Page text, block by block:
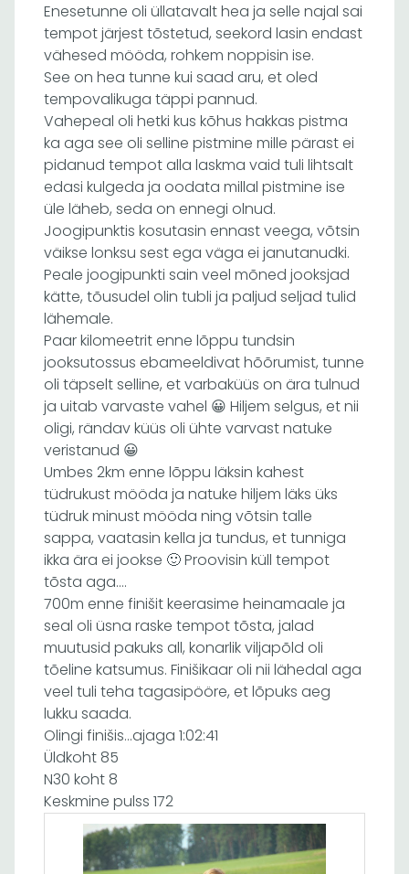
Enesetunne oli üllatavalt hea ja selle najal sai
tempot järjest tõstetud, seekord lasin endast
vähesed mööda, rohkem noppisin ise.
See on hea tunne kui saad aru, et oled
tempovalikuga täppi pannud.
Vahepeal oli hetki kus kõhus hakkas pistma
ka aga see oli selline pistmine mille pärast ei
pidanud tempot alla laskma vaid tuli lihtsalt
edasi kulgeda ja oodata millal pistmine ise
üle läheb, seda on ennegi olnud.
Joogipunktis kosutasin ennast veega, võtsin
väikse lonksu sest ega väga ei janutanudki.
Peale joogipunkti sain veel mõned jooksjad
kätte, tõusudel olin tubli ja paljud seljad tulid
lähemale.
Paar kilomeetrit enne lõppu tundsin
jooksutossus ebameeldivat hõõrumist, tunne
oli täpselt selline, et varbaküüs on ära tulnud
ja uitab varvaste vahel 😀 Hiljem selgus, et nii
oligi, rändav küüs oli ühte varvast natuke
veristanud 😀
Umbes 2km enne lõppu läksin kahest
tüdrukust mööda ja natuke hiljem läks üks
tüdruk minust mööda ning võtsin talle
sappa, vaatasin kella ja tundus, et tunniga
ikka ära ei jookse 🙂 Proovisin küll tempot
tõsta aga….
700m enne finišit keerasime heinamaale ja
seal oli üsna raske tempot tõsta, jalad
muutusid pakuks all, konarlik viljapõld oli
tõeline katsumus. Finišikaar oli nii lähedal aga
veel tuli teha tagasipööre, et lõpuks aeg
lukku saada.
Olingi finišis…ajaga 1:02:41
Üldkoht 85
N30 koht 8
Keskmine pulss 172